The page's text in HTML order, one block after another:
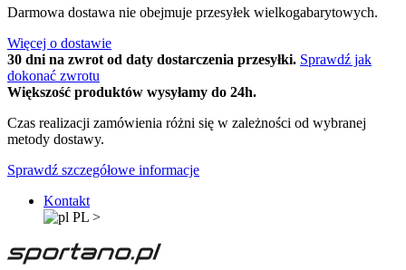
Darmowa dostawa nie obejmuje przesyłek wielkogabarytowych.
Więcej o dostawie
30 dni na zwrot od daty dostarczenia przesyłki. Sprawdź jak
dokonać zwrotu
Większość produktów wysyłamy do 24h.
Czas realizacji zamówienia różni się w zależności od wybranej
metody dostawy.
Sprawdź szczegółowe informacje
Kontakt
PL >